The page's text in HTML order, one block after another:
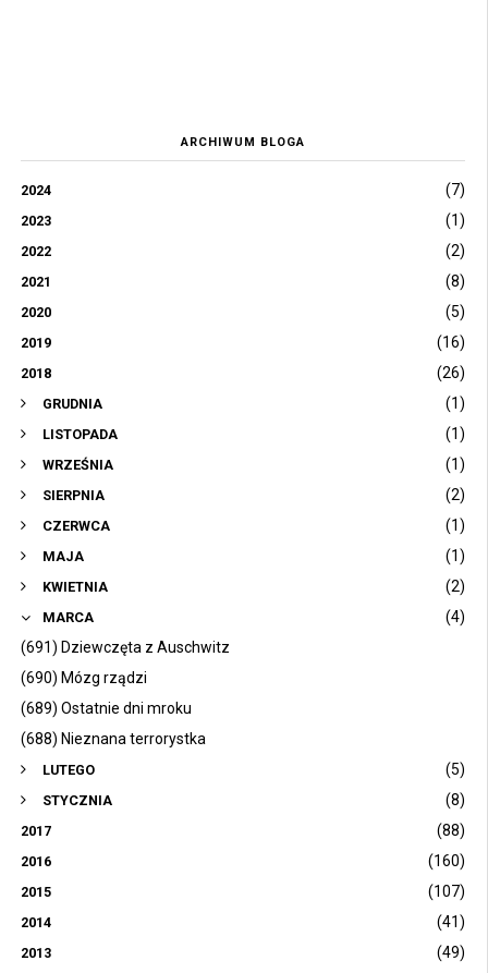
ARCHIWUM BLOGA
2024 (7)
2023 (1)
2022 (2)
2021 (8)
2020 (5)
2019 (16)
2018 (26)
GRUDNIA (1)
LISTOPADA (1)
WRZEŚNIA (1)
SIERPNIA (2)
CZERWCA (1)
MAJA (1)
KWIETNIA (2)
MARCA
(4)
(691) Dziewczęta z Auschwitz
(690) Mózg rządzi
(689) Ostatnie dni mroku
(688) Nieznana terrorystka
LUTEGO (5)
STYCZNIA (8)
2017 (88)
2016 (160)
2015 (107)
2014 (41)
2013 (49)